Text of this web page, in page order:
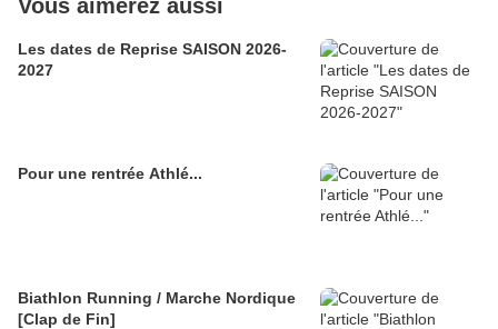
Vous aimerez aussi
Les dates de Reprise SAISON 2026-
2027
Pour une rentrée Athlé...
Biathlon Running / Marche Nordique
[Clap de Fin]